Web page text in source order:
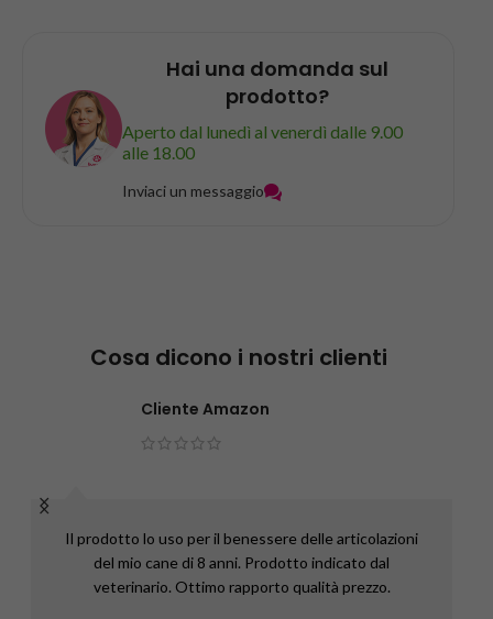
Hai una domanda sul
prodotto?
Aperto dal lunedì al venerdì dalle 9.00
alle 18.00
Inviaci un messaggio
Cosa dicono i nostri clienti
Cliente Amazon
Il prodotto lo uso per il benessere delle articolazioni
del mio cane di 8 anni. Prodotto indicato dal
veterinario. Ottimo rapporto qualità prezzo.